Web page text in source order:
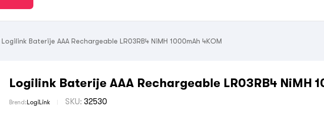
Baterije AAA Rechargeable LR03RB4 NiMH 1000mAh 4KOM
Logilink Baterije AAA Rechargeable LR03RB4 NiMH
Brend: LogiLink SKU: 32530